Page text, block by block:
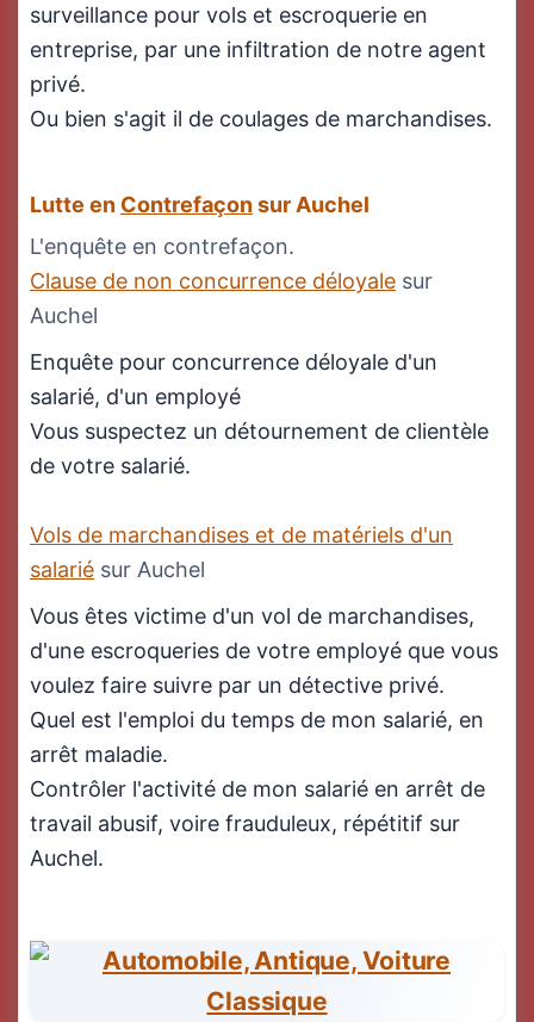
surveillance pour vols et escroquerie en
entreprise, par une infiltration de notre agent
privé.
Ou bien s'agit il de coulages de marchandises.
Lutte en Contrefaçonsur Auchel
L'enquête en contrefaçon.
Clause de non concurrence déloyale sur
Auchel
Enquête pour concurrence déloyale d'un
salarié, d'un employé
Vous suspectez un détournement de clientèle
de votre salarié.
Vols de marchandises et de matériels d'un
salarié sur Auchel
Vous êtes victime d'un vol de marchandises,
d'une escroqueries de votre employé que vous
voulez faire suivre par un détective privé.
Quel est l'emploi du temps de mon salarié, en
arrêt maladie.
Contrôler l'activité de mon salarié en arrêt de
travail abusif, voire frauduleux, répétitif sur
Auchel.